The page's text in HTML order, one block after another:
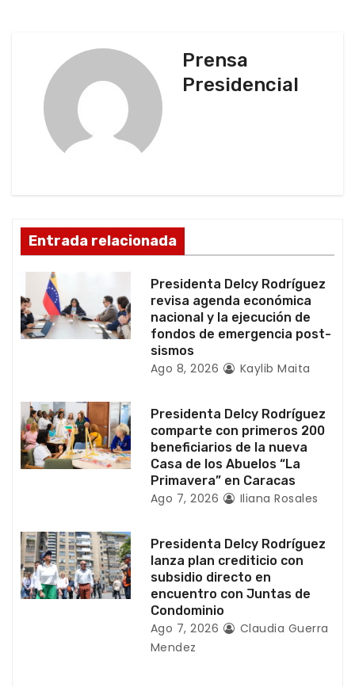
e
n
t
a
d
Prensa
Presidencial
Entrada relacionada
Presidenta Delcy Rodríguez
revisa agenda económica
nacional y la ejecución de
fondos de emergencia post-
sismos
Ago 8, 2026 Kaylib Maita
Presidenta Delcy Rodríguez
comparte con primeros 200
beneficiarios de la nueva
Casa de los Abuelos “La
Primavera” en Caracas
Ago 7, 2026 Iliana Rosales
Presidenta Delcy Rodríguez
lanza plan crediticio con
subsidio directo en
encuentro con Juntas de
Condominio
Ago 7, 2026
Claudia Guerra
Mendez